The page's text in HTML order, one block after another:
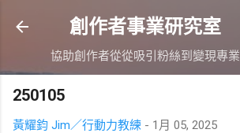
跳到主要內容
創作者事業研究室
協助創作者從從吸引粉絲到變現專業
250105
黃耀鈞 Jim／行動力教練 - 1月 05, 2025